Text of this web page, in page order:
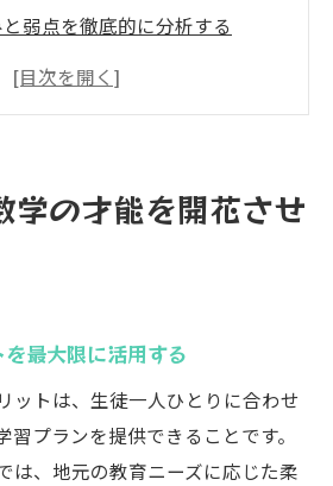
弱点を徹底的に分析する
効果を実感するためのプロセス
指導が選ばれる理由
境を熟知した指導
学習ニーズに対応
連携で安心感を提供
学の才能を開花させ
最大限に活用する
ットは、生徒一人ひとりに合わせ
プランを提供できることです。
は、地元の教育ニーズに応じた柔